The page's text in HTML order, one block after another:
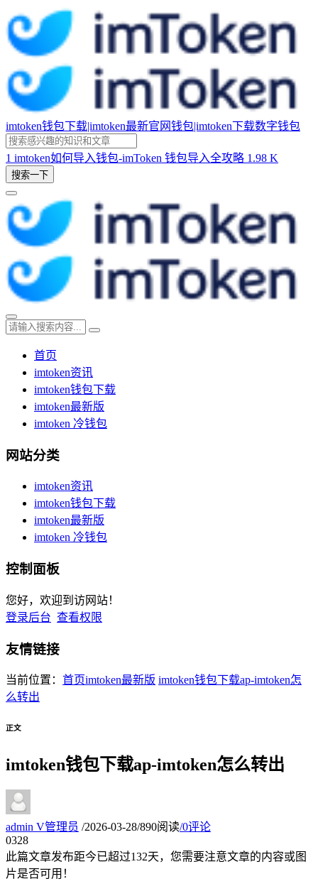
imtoken钱包下载|imtoken最新官网钱包|imtoken下载数字钱包
1 imtoken如何导入钱包-imToken 钱包导入全攻略 1.98 K
搜索一下
首页
imtoken资讯
imtoken钱包下载
imtoken最新版
imtoken 冷钱包
网站分类
imtoken资讯
imtoken钱包下载
imtoken最新版
imtoken 冷钱包
控制面板
您好，欢迎到访网站！
登录后台 查看权限
友情链接
当前位置： 首页imtoken最新版 imtoken钱包下载ap-imtoken怎
么转出
正文
imtoken钱包下载ap-imtoken怎么转出
admin V管理员 /2026-03-28/890阅读/0评论
0328
此篇文章发布距今已超过132天，您需要注意文章的内容或图
片是否可用！